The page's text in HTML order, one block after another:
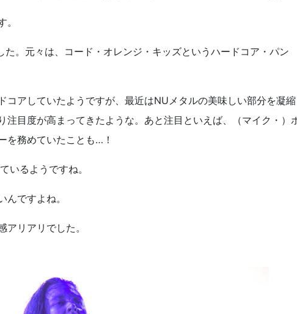
。元々は、コード・オレンジ・キッズというハードコア・パン
コアしていたようですが、最近はNUメタルの美味しい部分を凝縮
注目度が高まってきたような。あと注目といえば、（マイク・）
を務めていたことも…！
いるようですね。
ですよね。
リアリでした。